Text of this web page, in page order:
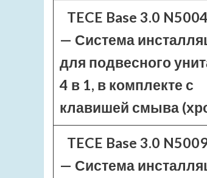
TECE Base 3.0
— Система
для подвесного
4 в 1, в комплекте с
клавишей смыва
TECE Base 3.0
— Система